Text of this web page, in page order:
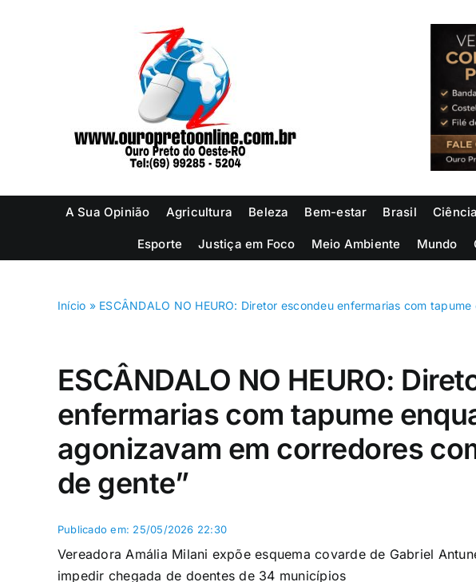
A Sua Opinião Agricultura Beleza Bem-estar Brasil
Esporte Justiça em Foco Meio Ambiente Mundo
Início » ESCÂNDALO NO HEURO: Diretor escondeu enfermarias com
ESCÂNDALO NO HEURO:
enfermarias com tapume
agonizavam em corredores
de gente”
Publicado em: 25/05/2026 22:30
Vereadora Amália Milani expõe esquema covarde de Gabriel
impedir chegada de doentes de 34 municípios